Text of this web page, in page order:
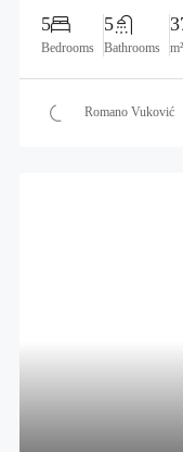
5
Bedrooms
5
Bathrooms m²
Romano Vuković